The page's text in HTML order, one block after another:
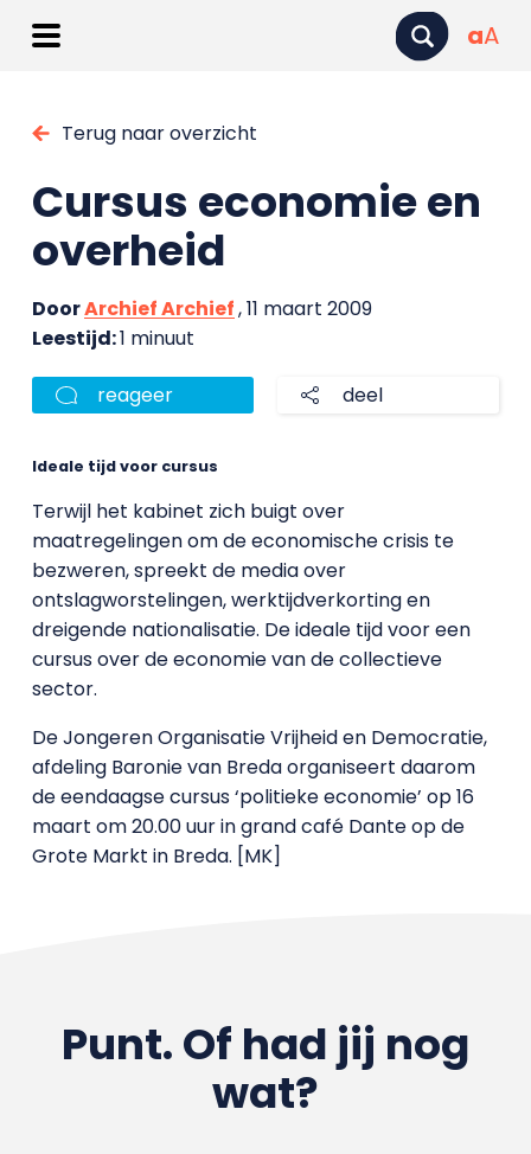
aA
Terug naar overzicht
Cursus economie en
overheid
DoorArchief Archief, 11 maart 2009
Leestijd:1 minuut
reageer deel
Ideale tijd voor cursus
Terwijl het kabinet zich buigt over
maatregelingen om de economische crisis te
bezweren, spreekt de media over
ontslagworstelingen, werktijdverkorting en
dreigende nationalisatie. De ideale tijd voor een
cursus over de economie van de collectieve
sector.
De Jongeren Organisatie Vrijheid en Democratie,
afdeling Baronie van Breda organiseert daarom
de eendaagse cursus ‘politieke economie’ op 16
maart om 20.00 uur in grand café Dante op de
Grote Markt in Breda. [MK]
Punt. Of had jij nog
wat?